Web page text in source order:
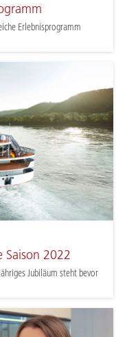
Erlebnisprogramm
Saison 2022
Jubiläum steht bevor